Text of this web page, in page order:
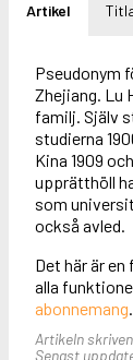
Artikel
Pseudonym
Zhejiang. Lu
familj. Själv
studierna
Kina 1909
upprätthöll
som
också avled.
Det här är
alla
abonnemang.
Artikeln
Senast